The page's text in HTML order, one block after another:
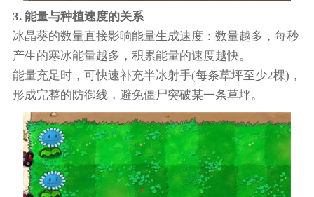
3. 能量与种植速度的关系
冰晶葵的数量直接影响能量生成速度：数量越多，每秒
产生的寒冰能量越多，积累能量的速度越快。
能量充足时，可快速补充半冰射手(每条草坪至少2棵)，
形成完整的防御线，避免僵尸突破某一条草坪。